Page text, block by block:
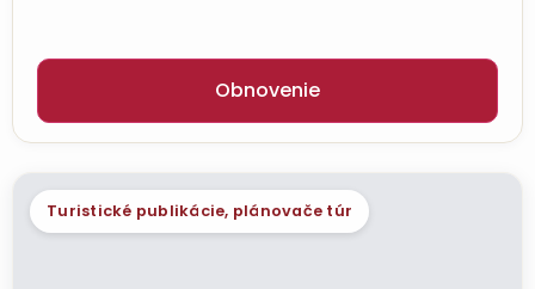
Obnovenie
Turistické publikácie, plánovače túr